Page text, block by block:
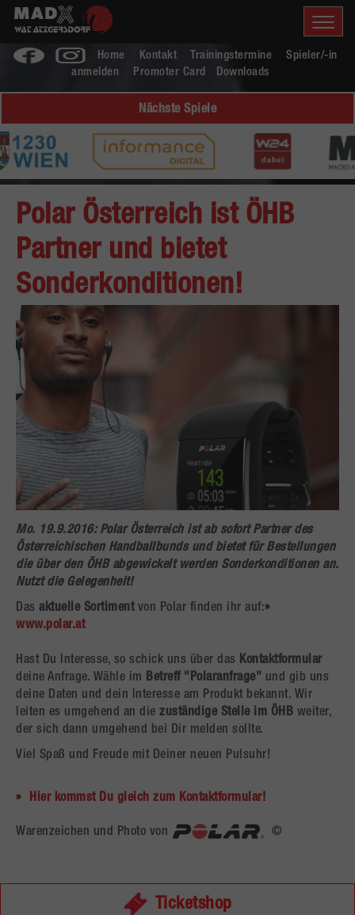
Home Kontakt Trainingstermine
Spieler/-in
anmelden
Promoter Card Downloads
Nächste Spiele
Polar Österreich ist ÖHB
Partner und bietet
Sonderkonditionen!
Mo. 19.9.2016: Polar Österreichist ab sofortPartner des
Österreichischen Handballbundsund bietet für Bestellungen
die über den ÖHB abgewickelt werden Sonderkonditionenan.
Nutzt die Gelegenheit!
Das aktuelle Sortimentvon Polar finden ihr auf:
www.polar.at
Hast Du Interesse, so schick uns über das Kontaktformular
deine Anfrage. Wähle im Betreff "Polaranfrage" und gib uns
deine Daten und dein Interesse am Produkt bekannt. Wir
leiten es umgehend an die zuständige Stelle im ÖHB weiter,
der sich dann umgehend bei Dir melden sollte.
Viel Spaß und Freude mit Deiner neuen Pulsuhr!
Hier kommst Du gleich zum Kontaktformular!
Warenzeichen und Photo von ©
Ticketshop